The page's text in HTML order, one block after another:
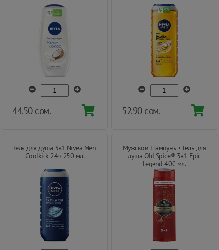
44.50 сом. 52.90 сом.
Гель для душа 3в1 Nivea Men
Coolkick 24ч 250 мл.
Мужской Шампунь + Гель для
душа Old Spice® 3в1 Epic
Legend 400 мл.